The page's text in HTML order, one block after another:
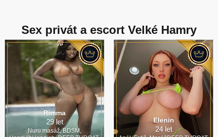
Sex privát a escort Velké Hamry
Rimma
29 let
Nuru masáž, BDSM,
Elenin
24 let